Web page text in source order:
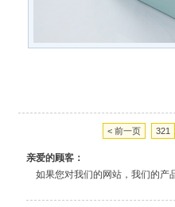
< 前一页 321
亲爱的顾客：
如果您对我们的网站，我们的产